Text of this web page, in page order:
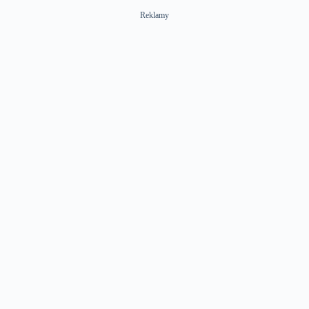
Reklamy